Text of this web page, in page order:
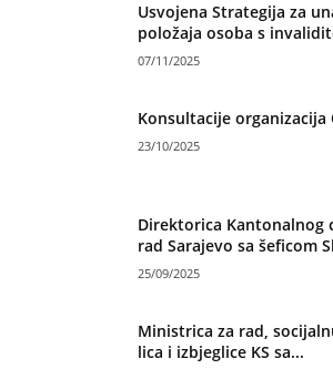
Usvojena Strategija za
položaja osoba s
07/11/2025
Konsultacije organizacija
23/10/2025
Direktorica Kantonalnog
rad Sarajevo sa šeficom
25/09/2025
Ministrica za rad,
lica i izbjeglice KS sa...